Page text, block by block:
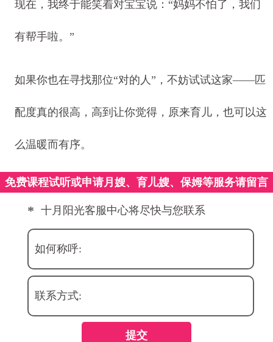
现在，我终于能笑着对宝宝说：“妈妈不怕了，我们
有帮手啦。”
如果你也在寻找那位“对的人”，不妨试试这家——匹
配度真的很高，高到让你觉得，原来育儿，也可以这
么温暖而有序。
免费课程试听或申请月嫂、育儿嫂、保姆等服务请留言
* 十月阳光客服中心将尽快与您联系
如何称呼:
联系方式:
提交